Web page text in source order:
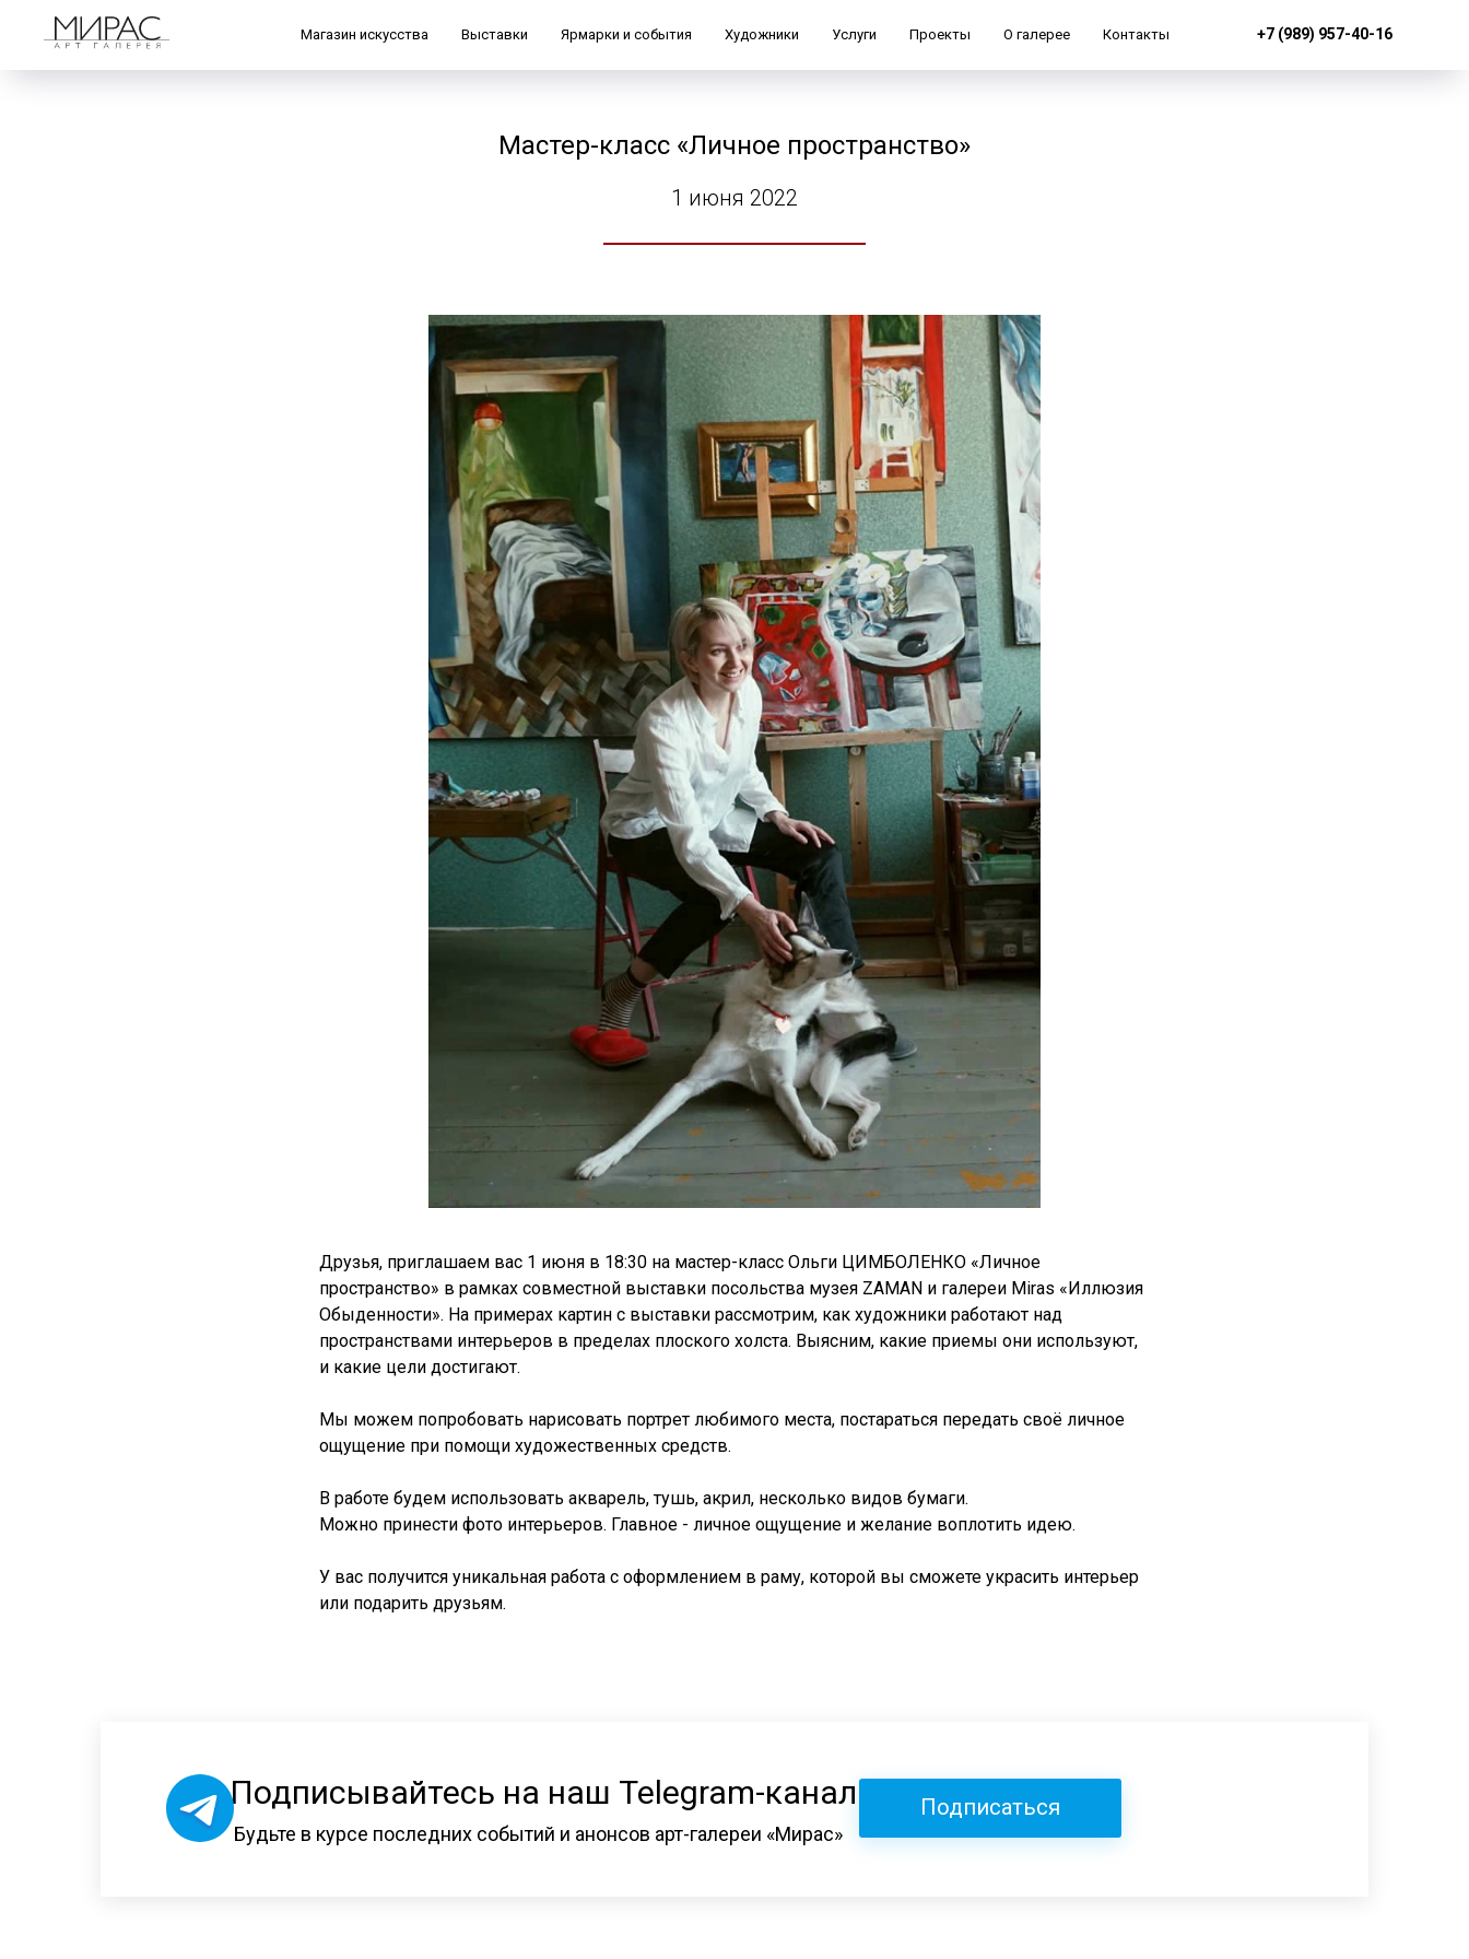
Магазин искусства Выставки Ярмарки и события Художники Услуги Проекты О галерее Контакты +7 (989) 957-40-16
Мастер-класс «Личное пространство»
1 июня 2022
Друзья, приглашаем вас 1 июня в 18:30 на мастер-класс Ольги ЦИМБОЛЕНКО «Личное
пространство» в рамках совместной выставки посольства музея ZAMAN и галереи Miras «Иллюзия
Обыденности». На примерах картин с выставки рассмотрим, как художники работают над
пространствами интерьеров в пределах плоского холста. Выясним, какие приемы они используют,
и какие цели достигают.
Мы можем попробовать нарисовать портрет любимого места, постараться передать своё личное
ощущение при помощи художественных средств.
В работе будем использовать акварель, тушь, акрил, несколько видов бумаги.
Можно принести фото интерьеров. Главное - личное ощущение и желание воплотить идею.
У вас получится уникальная работа с оформлением в раму, которой вы сможете украсить интерьер
или подарить друзьям.
Подписывайтесь на наш Telegram-канал
Будьте в курсе последних событий и анонсов арт-галереи «Мирас»
Подписаться